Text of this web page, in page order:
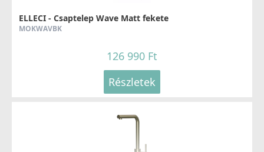
ELLECI - Csaptelep Wave Matt fekete
MOKWAVBK
126 990 Ft
Részletek